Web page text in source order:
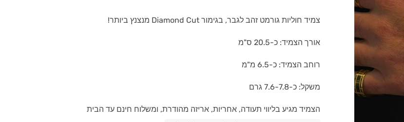
צמיד חוליות גורמט זהב לגבר, בגימור Diamond Cut מנצנץ ביותר!
אורך הצמיד: כ-20.5 ס"מ
רוחב הצמיד: כ-6.5 מ"מ
משקל: כ-7.6-7.8 גרם
הצמיד מגיע בליווי תעודה, אחריות, אריזה מהודרת, ומשלוח חינם עד הבית